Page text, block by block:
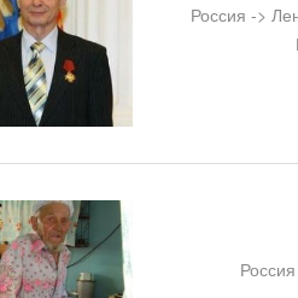
Россия ->